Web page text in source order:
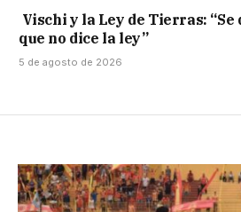
Vischi y la Ley de Tierras:
que no dice la ley”
5 de agosto de 2026